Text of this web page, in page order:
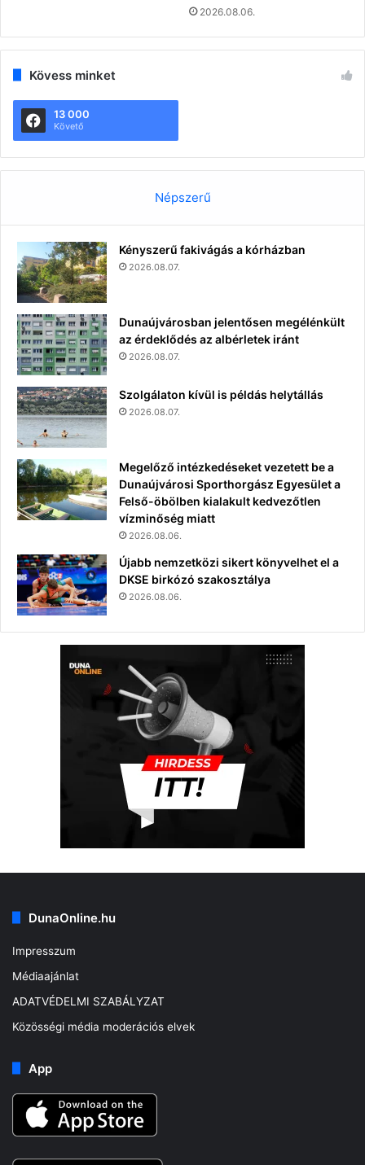
2026.08.06.
Kövess minket
13 000
Követő
Népszerű
Kényszerű fakivágás a kórházban
2026.08.07.
Dunaújvárosban jelentősen megélénkült
az érdeklődés az albérletek iránt
2026.08.07.
Szolgálaton kívül is példás helytállás
2026.08.07.
Megelőző intézkedéseket vezetett be a
Dunaújvárosi Sporthorgász Egyesület a
Felső-öbölben kialakult kedvezőtlen
vízminőség miatt
2026.08.06.
Újabb nemzetközi sikert könyvelhet el a
DKSE birkózó szakosztálya
2026.08.06.
DunaOnline.hu
Impresszum
Médiaajánlat
ADATVÉDELMI SZABÁLYZAT
Közösségi média moderációs elvek
App